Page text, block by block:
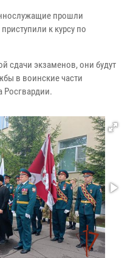
прошли
к курсу по
сдачи экзаменов, они будут
в воинские части
Росгвардии.